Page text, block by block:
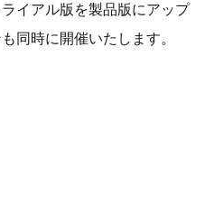
イアル版を製品版にアップ
同時に開催いたします。